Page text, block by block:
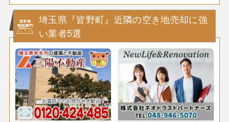
埼玉県『皆野町』近隣の空き地売却に強
い業者5選